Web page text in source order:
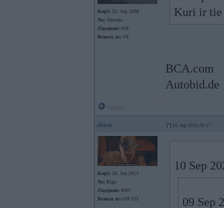
Kopš: 25. Sep 2008
No: Jūrmala
Ziņojumi: 918
Braucu ar: V8
Kuri ir
BCA.com
Autobid.de
abyss 10. Sep 2024, 09:17
Kopš: 26. Jun 2013
No: Rīga
Ziņojumi: 8907
Braucu ar: e39 523
10 Sep
09 Sep